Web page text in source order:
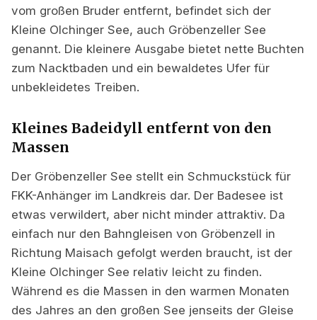
vom großen Bruder entfernt, befindet sich der
Kleine Olchinger See, auch Gröbenzeller See
genannt. Die kleinere Ausgabe bietet nette Buchten
zum Nacktbaden und ein bewaldetes Ufer für
unbekleidetes Treiben.
Kleines Badeidyll entfernt von den
Massen
Der Gröbenzeller See stellt ein Schmuckstück für
FKK-Anhänger im Landkreis dar. Der Badesee ist
etwas verwildert, aber nicht minder attraktiv. Da
einfach nur den Bahngleisen von Gröbenzell in
Richtung Maisach gefolgt werden braucht, ist der
Kleine Olchinger See relativ leicht zu finden.
Während es die Massen in den warmen Monaten
des Jahres an den großen See jenseits der Gleise